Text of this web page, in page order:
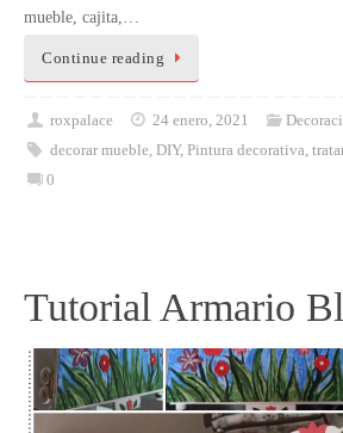
mueble, cajita,…
Continue reading
roxpalace 24 enero, 2021
decorar mueble DIY, Pintura decorativa
0
Tutorial Armario